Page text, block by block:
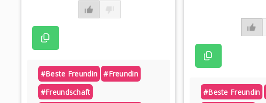
#beste Freundin
#freundin
#freundschaft
#beste Freundin